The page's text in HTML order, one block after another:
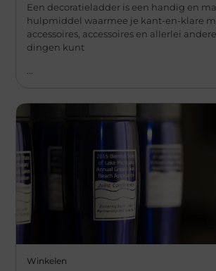
Een decoratieladder is een handig en
hulpmiddel waarmee je kant-en-klare
accessoires, accessoires en allerlei
dingen kunt
...
Winkelen